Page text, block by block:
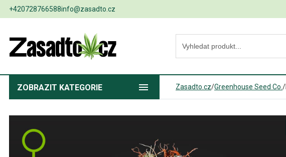
+420728766588info@zasadto.cz
ZOBRAZIT KATEGORIE Zasadto.cz/Greenhouse Seed Co. /